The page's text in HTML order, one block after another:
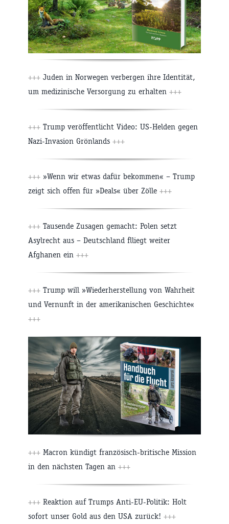
+++ Juden in Norwegen verbergen ihre Identität,
um medizinische Versorgung zu erhalten +++
+++ Trump veröffentlicht Video: US-Helden gegen
Nazi-Invasion Grönlands +++
+++ »Wenn wir etwas dafür bekommen« – Trump
zeigt sich offen für »Deals« über Zölle +++
+++ Tausende Zusagen gemacht: Polen setzt
Asylrecht aus – Deutschland flliegt weiter
Afghanen ein +++
+++ Trump will »Wiederherstellung von Wahrheit
und Vernunft in der amerikanischen Geschichte«
+++
+++ Macron kündigt französisch-britische Mission
in den nächsten Tagen an +++
+++ Reaktion auf Trumps Anti-EU-Politik: Holt
sofort unser Gold aus den USA zurück! +++